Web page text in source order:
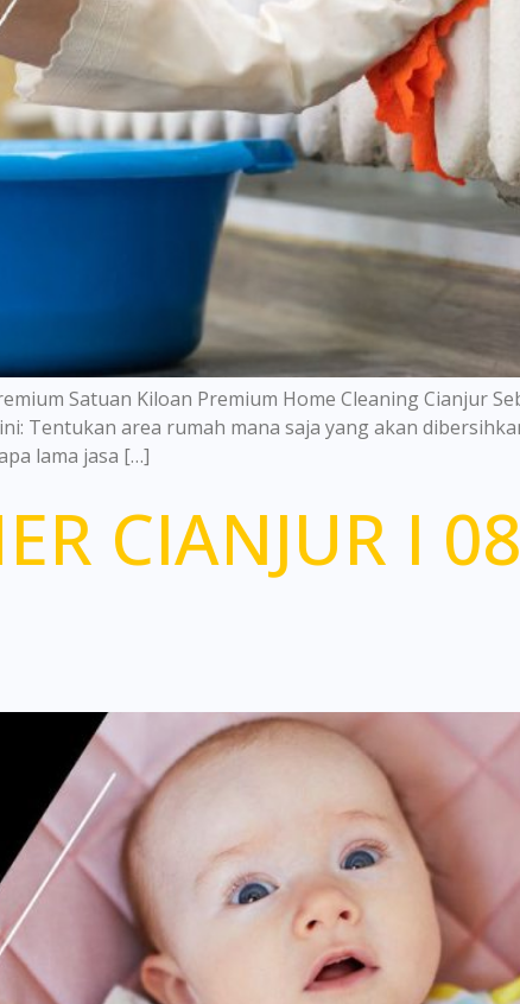
Satuan Kiloan Premium Home Cleaning Cianjur
Tentukan area rumah mana saja yang akan
lama jasa […]
CIANJUR I